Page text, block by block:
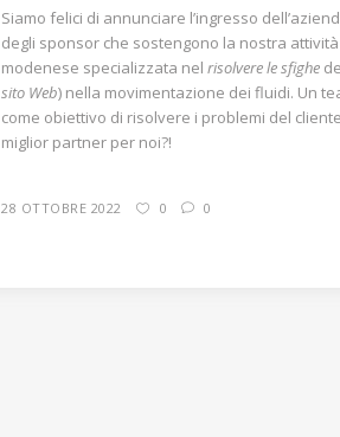
Siamo felici di annunciare l’ingresso
degli sponsor che sostengono la nostra
modenese specializzata nelrisolvere le sfighe
sito Web) nella movimentazione dei fluidi. Un
come obiettivo di risolvere i problemi del
miglior partner per noi?!
28 OTTOBRE 2022 0 0